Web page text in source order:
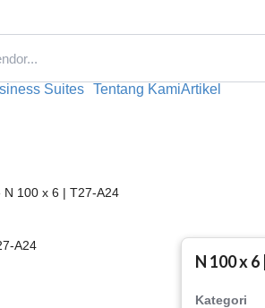
Suites Tentang KamiArtikel
N 100 x 6 | T27-A24
N 100 x
Kategori